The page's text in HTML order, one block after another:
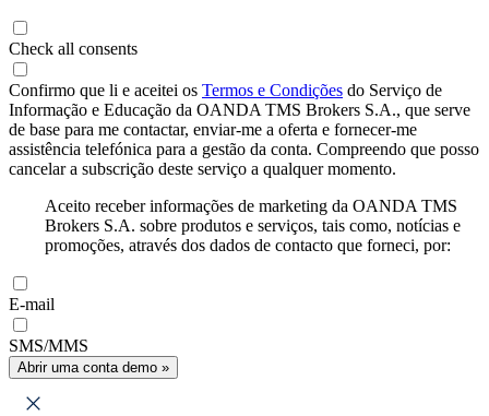
Check all consents
Confirmo que li e aceitei os Termos e Condições do Serviço de
Informação e Educação da OANDA TMS Brokers S.A., que serve
de base para me contactar, enviar-me a oferta e fornecer-me
assistência telefónica para a gestão da conta. Compreendo que posso
cancelar a subscrição deste serviço a qualquer momento.
Aceito receber informações de marketing da OANDA TMS
Brokers S.A. sobre produtos e serviços, tais como, notícias e
promoções, através dos dados de contacto que forneci, por:
E-mail
SMS/MMS
Abrir uma conta demo »